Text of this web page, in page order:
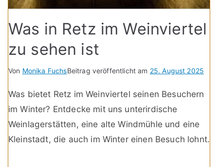
Was in Retz im Weinviertel
zu sehen ist
Von Monika FuchsBeitrag veröffentlicht am 25. August 2025
Was bietet Retz im Weinviertel seinen Besuchern
im Winter? Entdecke mit uns unterirdische
Weinlagerstätten, eine alte Windmühle und eine
Kleinstadt, die auch im Winter einen Besuch lohnt.